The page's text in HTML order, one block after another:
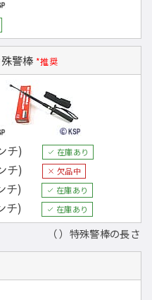
警棒 *推奨
チ) 在庫あり
チ) 欠品中
チ) 在庫あり
チ) 在庫あり
（ ）特殊警棒の長さ